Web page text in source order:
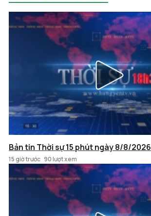
Bản tin Thời sự 15 phút ngày 8/8/2026
15 giờ trước 90 lượt xem